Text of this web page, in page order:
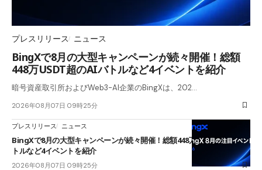
プレスリリース ニュース
BingXで8月の大型キャンペーンが続々開催！総額
448万USDT超のAIバトルなど4イベントを紹介
暗号資産取引所およびWeb3-AI企業のBingXは、202…
2026年08月07日 09時25分
プレスリリース ニュース
BingXで8月の大型キャンペーンが続々開催！総額448万USDT超のAIバ
トルなど4イベントを紹介
2026年08月07日 09時25分